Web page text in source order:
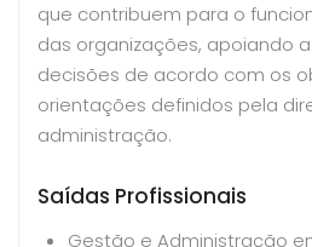
que contribuem para o
das organizações, apoiando
decisões de acordo com os
orientações definidos pela
administração.
Saídas Profissionais
Gestão e Administração